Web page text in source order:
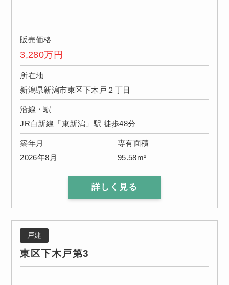
販売価格
3,280万円
所在地
新潟県新潟市東区下木戸２丁目
沿線・駅
JR白新線「東新潟」駅 徒歩48分
築年月
2026年8月
専有面積
95.58m²
詳しく見る
戸建
東区下木戸第3